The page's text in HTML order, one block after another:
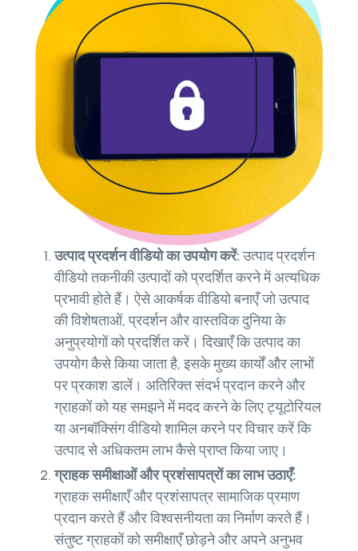
उत्पाद प्रदर्शन वीडियो का उपयोग करें:उत्पाद प्रदर्शन
वीडियो तकनीकी उत्पादों को प्रदर्शित करने में अत्यधिक
प्रभावी होते हैं। ऐसे आकर्षक वीडियो बनाएँ जो उत्पाद
की विशेषताओं, प्रदर्शन और वास्तविक दुनिया के
अनुप्रयोगों को प्रदर्शित करें। दिखाएँ कि उत्पाद का
उपयोग कैसे किया जाता है, इसके मुख्य कार्यों और लाभों
पर प्रकाश डालें। अतिरिक्त संदर्भ प्रदान करने और
ग्राहकों को यह समझने में मदद करने के लिए ट्यूटोरियल
या अनबॉक्सिंग वीडियो शामिल करने पर विचार करें कि
उत्पाद से अधिकतम लाभ कैसे प्राप्त किया जाए।
ग्राहक समीक्षाओं और प्रशंसापत्रों का लाभ उठाएँ:
ग्राहक समीक्षाएँ और प्रशंसापत्र सामाजिक प्रमाण
प्रदान करते हैं और विश्वसनीयता का निर्माण करते हैं।
संतुष्ट ग्राहकों को समीक्षाएँ छोड़ने और अपने अनुभव